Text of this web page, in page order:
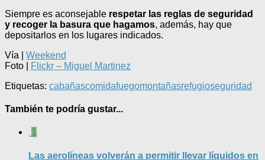
Siempre es aconsejable respetar las reglas de seguridad
y recoger la basura que hagamos, además, hay que
depositarlos en los lugares indicados.
Vía | Weekend
Foto |
Flickr – Miguel Martinez
Etiquetas: cabañascomidafuegomontañasrefugioseguridad
También te podría gustar...
1
Las aerolíneas volverán a permitir llevar líquidos en